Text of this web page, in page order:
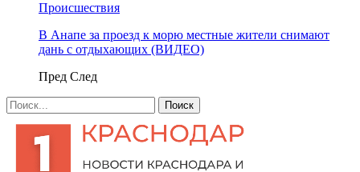
Происшествия
В Анапе за проезд к морю местные жители снимают
дань с отдыхающих (ВИДЕО)
Пред След